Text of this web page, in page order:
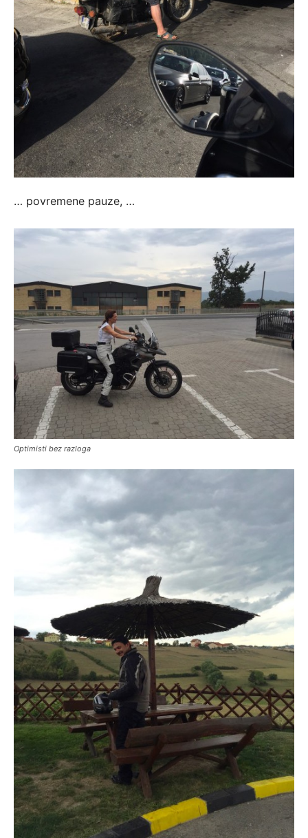
… povremene pauze, …
Optimisti bez razloga